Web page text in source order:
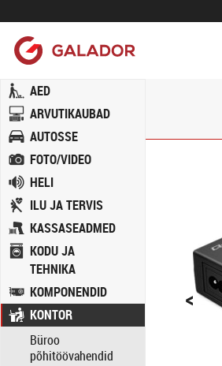
AED
ARVUTIKAUBAD
AUTOSSE
FOTO/VIDEO
HELI
ILU JA TERVIS
KASSASEADMED
KODU JA
TEHNIKA
KOMPONENDID
KONTOR
Büroo
põhitöövahendid
<